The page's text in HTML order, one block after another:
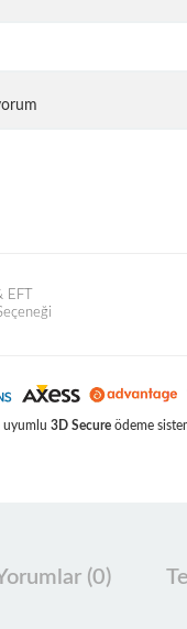
uyumlu 3D Secureödeme
(0)